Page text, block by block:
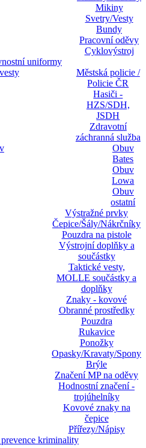
Mikiny
Svetry/Vesty
Bundy
Pracovní oděvy
Cyklovýstroj
uniformy
Městská policie /
Policie ČR
Hasiči -
HZS/SDH,
JSDH
Zdravotní
záchranná služba
Obuv
Bates
Obuv
Lowa
Obuv
ostatní
Výstražné prvky
Čepice/Šály/Nákrčníky
Pouzdra na pistole
Výstrojní doplňky a
součástky
Taktické vesty,
MOLLE součástky a
doplňky
Znaky - kovové
Obranné prostředky
Pouzdra
Rukavice
Ponožky
Opasky/Kravaty/Spony
Brýle
Značení MP na oděvy
Hodnostní značení -
trojúhelníky
Kovové znaky na
čepice
Přířezy/Nápisy
kriminality